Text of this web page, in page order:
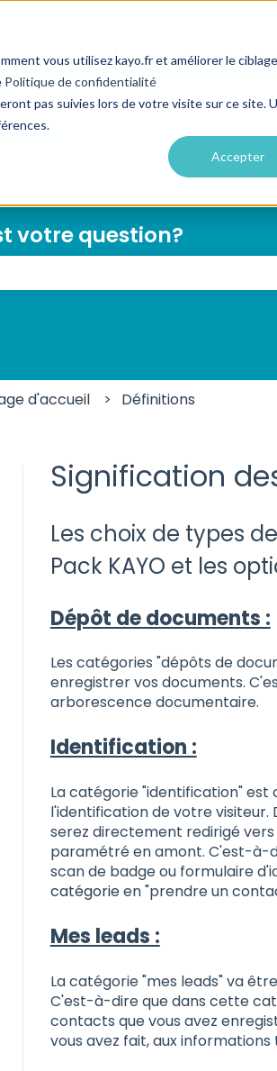
vous utilisez kayo.fr et améliorer le
Politique de confidentialité
pas suivies lors de votre visite sur ce site.
Accepter
votre question?
d'accueil Définitions
Signification
Les choix de types
Pack KAYO et les
Dépôt de documents :
Les catégories "dépôts de
enregistrer vos documents.
arborescence documentaire.
Identification :
La catégorie "identification"
l'identification de votre visiteur.
serez directement redirigé
paramétré en amont. C'est-à-
scan de badge ou formulaire
catégorieen "prendre un
Mes leads :
La catégorie "mes leads" va
C'est-à-dire que dans cette
contacts que vous avez
vous avez fait, aux